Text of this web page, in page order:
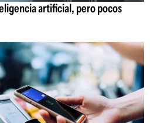
artificial, pero pocos